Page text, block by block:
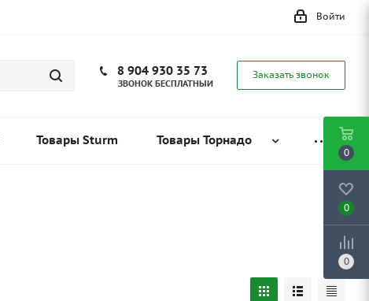
Войти
8 904 930 35 73
ЗВОНОК БЕСПЛАТНЫЙ
Заказать звонок
Товары Sturm Товары Торнадо
0
0
0